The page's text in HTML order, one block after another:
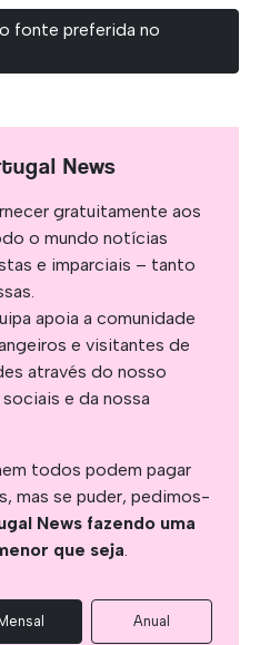
fonte preferida no
News
gratuitamente aos
o mundo notícias
e imparciais – tanto
apoia a comunidade
e visitantes de
através do nosso
e da nossa
todos podem pagar
mas se puder, pedimos-
News fazendo uma
que seja.
Mensal Anual